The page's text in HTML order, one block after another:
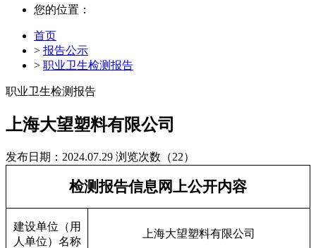
您的位置：
首页
> 报告公示
> 职业卫生检测报告
职业卫生检测报告
上海大望塑料有限公司
发布日期：2024.07.29 浏览次数（22）
检测报告信息网上公开内容
建设单位（用
人单位）名称
上海大望塑料有限公司